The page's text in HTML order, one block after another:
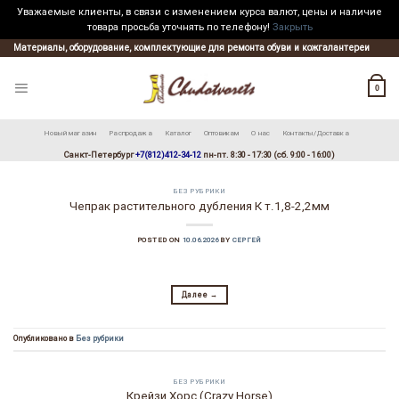
Уважаемые клиенты, в связи с изменением курса валют, цены и наличие
товара просьба уточнять по телефону! Закрыть
Skip
to
Материалы, оборудование, комплектующие для ремонта обуви и кожгалантереи
0
Новый магазин Распродажа Каталог Оптовикам О нас Контакты/Доставка
Санкт-Петербург+7(812)412-34-12 пн-пт. 8:30 - 17:30 (сб. 9:00 - 16:00)
БЕЗ РУБРИКИ
Чепрак растительного дубления К т.1,8-2,2мм
POSTED ON10.06.2026 BY СЕРГЕЙ
Далее →
Опубликовано в Без рубрики
БЕЗ РУБРИКИ
Крейзи Хорс (Crazy Horse)